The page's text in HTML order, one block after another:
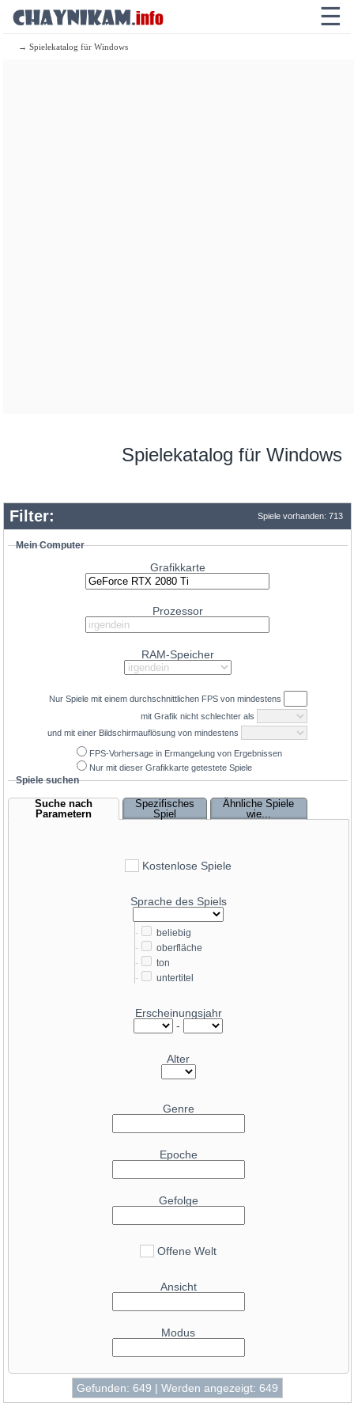
☰
→ Spielekatalog für Windows
Spielekatalog für Windows
Filter: Spiele vorhanden: 713
Mein Computer
Grafikkarte
Prozessor
RAM-Speicher
Nur Spiele mit einem durchschnittlichen FPS von mindestens
mit Grafik nicht schlechter als
und mit einer Bildschirmauflösung von mindestens
FPS-Vorhersage in Ermangelung von Ergebnissen
Nur mit dieser Grafikkarte getestete Spiele
Spiele suchen
Suche nach
Parametern
Spezifisches
Spiel
Ähnliche Spiele
wie...
Kostenlose Spiele
Sprache des Spiels
-
beliebig
-
oberfläche
-
ton
-
untertitel
Erscheinungsjahr
-
Alter
Genre
Epoche
Gefolge
Offene Welt
Ansicht
Modus
Gefunden: 649 | Werden angezeigt: 649
GeForce RTX 5090
GeForce RTX 4090
GeForce RTX 4090 D
GeForce RTX 5080
Radeon RX 7900 XTX
GeForce RTX 5070 Ti
GeForce RTX 4080 SUPER
Radeon RX 7900 XT 34.9
Radeon RX 9070 34.4